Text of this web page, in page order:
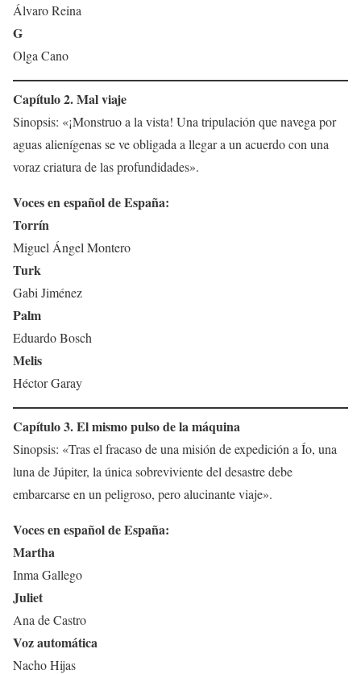
Álvaro Reina
G
Olga Cano
Capítulo 2. Mal viaje
Sinopsis: «¡Monstruo a la vista! Una tripulación que navega por
aguas alienígenas se ve obligada a llegar a un acuerdo con una
voraz criatura de las profundidades».
Voces en español de España:
Torrín
Miguel Ángel Montero
Turk
Gabi Jiménez
Palm
Eduardo Bosch
Melis
Héctor Garay
Capítulo 3. El mismo pulso de la máquina
Sinopsis: «Tras el fracaso de una misión de expedición a Ío, una
luna de Júpiter, la única sobreviviente del desastre debe
embarcarse en un peligroso, pero alucinante viaje».
Voces en español de España:
Martha
Inma Gallego
Juliet
Ana de Castro
Voz automática
Nacho Hijas